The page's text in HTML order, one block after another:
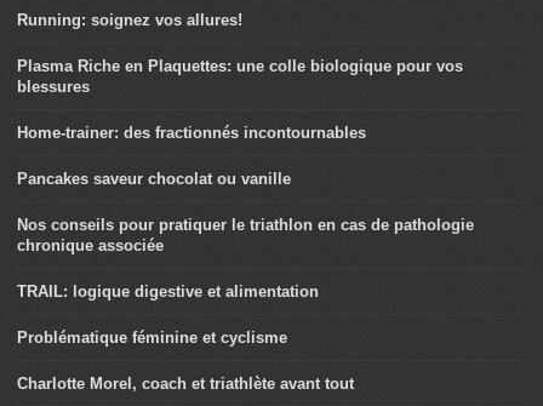
Running: soignez vos allures!
Plasma Riche en Plaquettes: une colle biologique pour vos
blessures
Home-trainer: des fractionnés incontournables
Pancakes saveur chocolat ou vanille
Nos conseils pour pratiquer le triathlon en cas de pathologie
chronique associée
TRAIL: logique digestive et alimentation
Problématique féminine et cyclisme
Charlotte Morel, coach et triathlète avant tout